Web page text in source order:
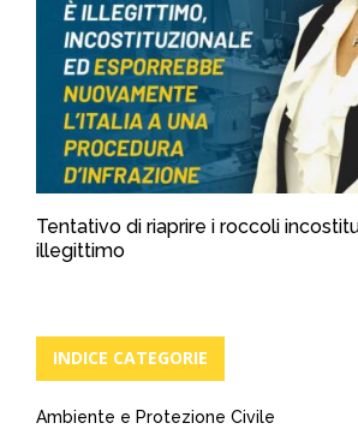
Tentativo di riaprire i roccoli
illegittimo
INDICE CATEGORIE
Ambiente e Protezione Civile